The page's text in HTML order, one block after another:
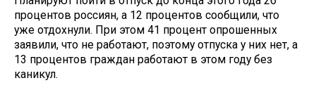
процентов россиян, а 12 процентов сообщили, что
уже отдохнули. При этом 41 процент опрошенных
заявили, что не работают, поэтому отпуска у них нет, а
13 процентов граждан работают в этом году без
каникул.